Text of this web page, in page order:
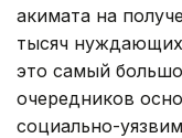
акимата на
тысяч
это самый
очередников
социально-